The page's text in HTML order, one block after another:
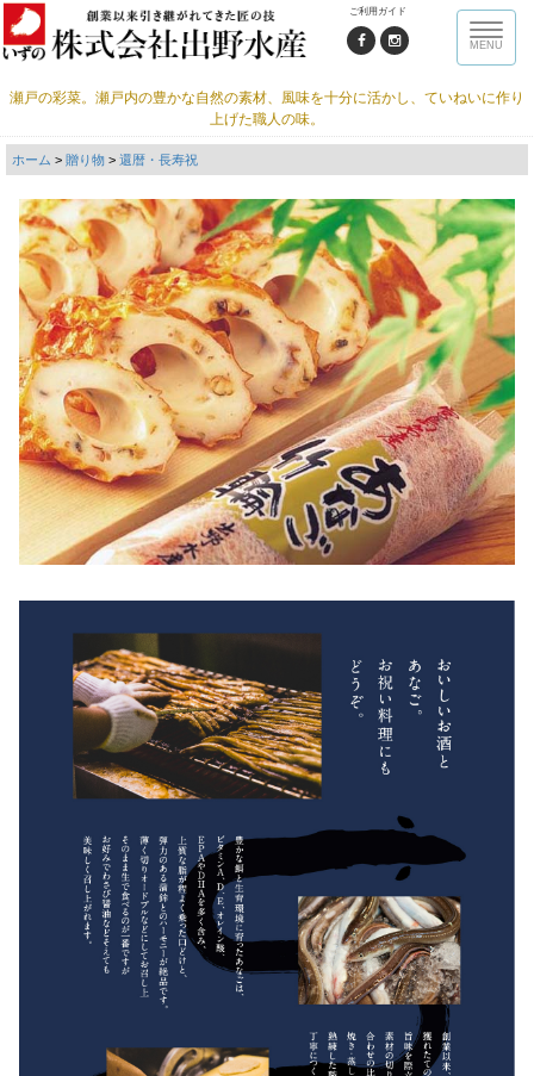
ご利用ガイド
Toggle
MENU
瀬戸の彩菜。瀬戸内の豊かな自然の素材、風味を十分に活かし、ていねいに作り
上げた職人の味。
ホーム > 贈り物 > 還暦・長寿祝